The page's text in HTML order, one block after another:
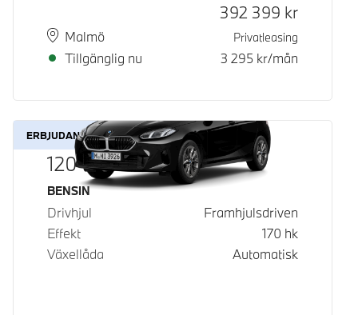
PlatsMalmö
Leveranstid
Tillgänglig nu
Kontantpris
392 399 kr
Privatleasing
3 295 kr/mån
ERBJUDANDE
120
Bränsle
BENSIN
Drivhjul
Framhjulsdriven
Effekt
170 hk
Växellåda
Automatisk